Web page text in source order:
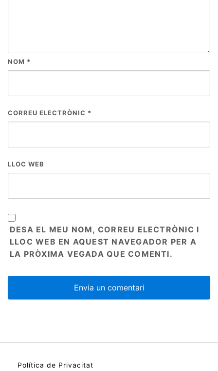
NOM *
CORREU ELECTRÒNIC *
LLOC WEB
DESA EL MEU NOM, CORREU ELECTRÒNIC I
LLOC WEB EN AQUEST NAVEGADOR PER A
LA PRÒXIMA VEGADA QUE COMENTI.
Política de Privacitat